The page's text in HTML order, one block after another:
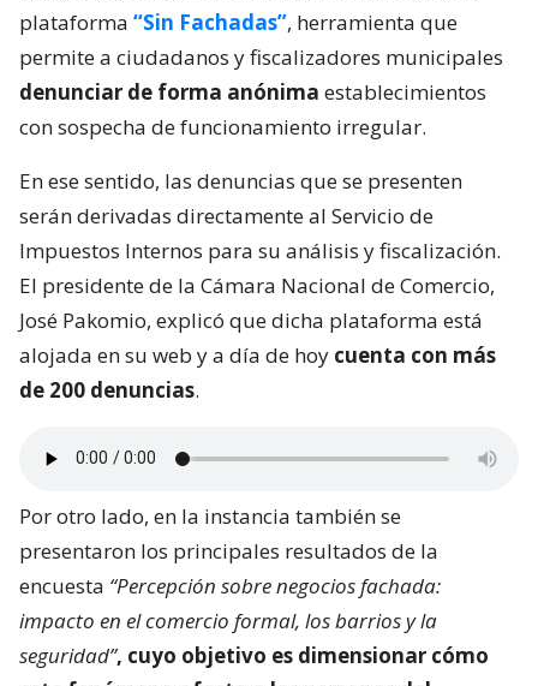
plataforma “Sin Fachadas”, herramienta que
permite a ciudadanos y fiscalizadores municipales
denunciar de forma anónima establecimientos
con sospecha de funcionamiento irregular.
En ese sentido, las denuncias que se presenten
serán derivadas directamente al Servicio de
Impuestos Internos para su análisis y fiscalización.
El presidente de la Cámara Nacional de Comercio,
José Pakomio, explicó que dicha plataforma está
alojada en su web y a día de hoy cuenta con más
de 200 denuncias.
Por otro lado, en la instancia también se
presentaron los principales resultados de la
encuesta “Percepción sobre negocios fachada:
impacto en el comercio formal, los barrios y la
seguridad”, cuyo objetivo es dimensionar cómo